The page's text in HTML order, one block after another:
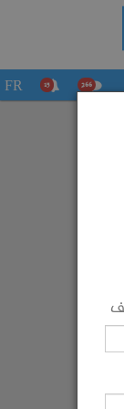
266
15
FR
ما